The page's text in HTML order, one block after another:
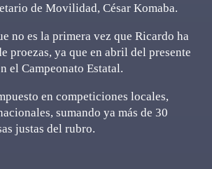
de Movilidad, César Komaba.
no es la primera vez que Ricardo ha
proezas, ya que en abril del presente
el Campeonato Estatal.
en competiciones locales,
sumando ya más de 30
justas del rubro.